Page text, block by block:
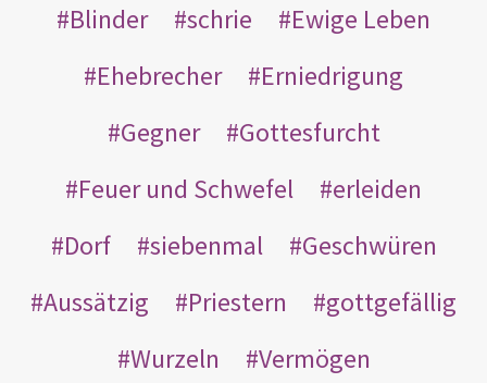
Blinder
schrie
Ewige Leben
Ehebrecher
Erniedrigung
Gegner
Gottesfurcht
Feuer und Schwefel
erleiden
Dorf
siebenmal
Geschwüren
Aussätzig
Priestern
gottgefällig
Wurzeln
Vermögen